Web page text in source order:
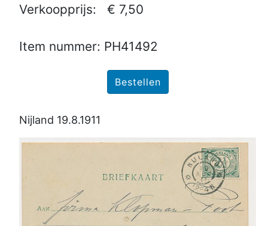
Verkoopprijs: € 7,50
Item nummer: PH41492
Nijland 19.8.1911